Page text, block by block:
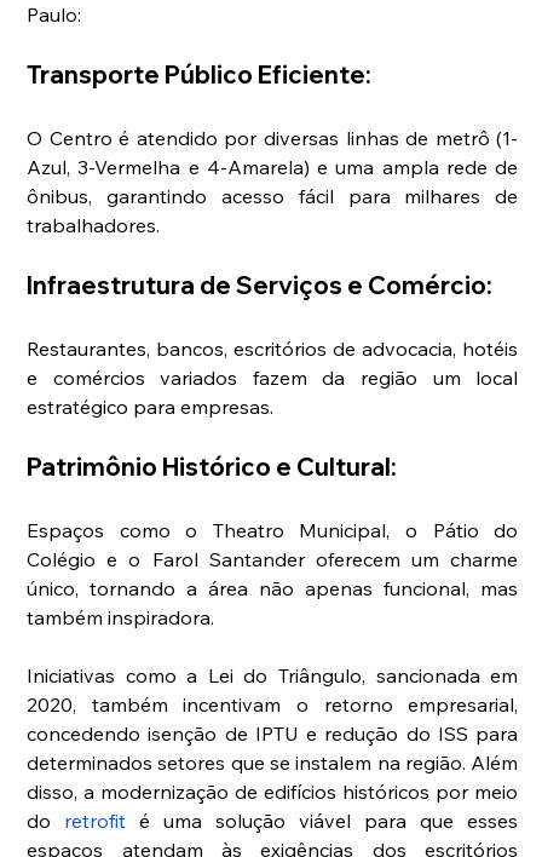
Paulo:
Transporte Público Eficiente:
O Centro é atendido por diversas linhas de metrô (1-
Azul, 3-Vermelha e 4-Amarela) e uma ampla rede de
ônibus, garantindo acesso fácil para milhares de
trabalhadores.
Infraestrutura de Serviços e Comércio:
Restaurantes, bancos, escritórios de advocacia, hotéis
e comércios variados fazem da região um local
estratégico para empresas.
Patrimônio Histórico e Cultural:
Espaços como o Theatro Municipal, o Pátio do
Colégio e o Farol Santander oferecem um charme
único, tornando a área não apenas funcional, mas
também inspiradora.
Iniciativas como a Lei do Triângulo, sancionada em
2020, também incentivam o retorno empresarial,
concedendo isenção de IPTU e redução do ISS para
determinados setores que se instalem na região. Além
disso, a modernização de edifícios históricos por meio
do
retrofit é uma solução viável para que esses
espaços atendam às exigências dos escritórios